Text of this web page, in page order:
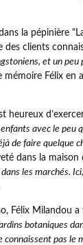
la pépinière
des clients
et un peu
mémoire Félix en
avec le peu
de faire quelque
dans la maison
les marchés.
Félix Milandou
botaniques
connaissent pas